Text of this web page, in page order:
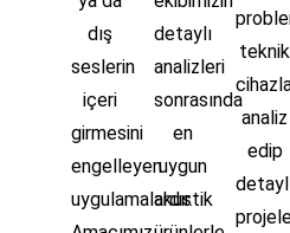
dış
seslerin
içeri
girmesini
engelleyen
uygulamalardır.
detaylı
analizleri
sonrasında
en
uygun
akustik
teknik
analiz
edip